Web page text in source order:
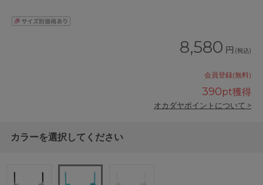
8,580 円 (税込)
会員登録(無料)
390pt獲得
オカダヤポイントについて >
カラーを選択してください